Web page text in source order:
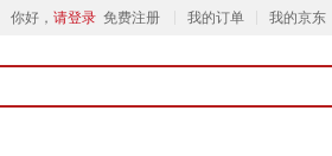
你好， 请登录 免费注册 我的订单 我的京东